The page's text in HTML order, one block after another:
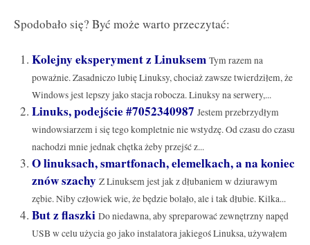
Spodobało się? Być może warto przeczytać:
Kolejny eksperyment z Linuksem Tym razem na
poważnie. Zasadniczo lubię Linuksy, chociaż zawsze twierdziłem, że
Windows jest lepszy jako stacja robocza. Linuksy na serwery,...
Linuks, podejście #7052340987 Jestem przebrzydłym
windowsiarzem i się tego kompletnie nie wstydzę. Od czasu do czasu
nachodzi mnie jednak chętka żeby przejść z...
O linuksach, smartfonach, elemelkach, a na koniec
znów szachy Z Linuksem jest jak z dłubaniem w dziurawym
zębie. Niby człowiek wie, że będzie bolało, ale i tak dłubie. Kilka...
But z flaszki Do niedawna, aby spreparować zewnętrzny napęd
USB w celu użycia go jako instalatora jakiegoś Linuksa, używałem